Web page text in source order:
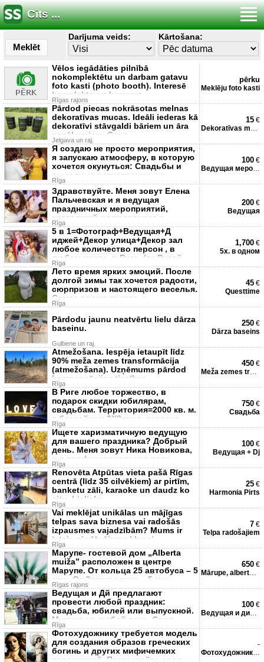
Cits ...
Meklēt
Darījuma veids: Kārtošana:
Vēlos iegādāties pilnībā
nokomplektētu un darbam gatavu
foto kasti (photo booth). Interesē
komplekts ar: kameru;
Rīgas rajons
pērku
Meklēju foto kasti
Pārdod piecas nokrāsotas melnas
dekoratīvas mucas. Ideāli iederas kā
dekoratīvi stāvgaldi bāriem un āra
pasākumiem. Cena
Jelgava un raj.
15 €
Dekoratīvas metāla mucas
Я создаю не просто мероприятия,
я запускаю атмосферу, в которую
хочется окунуться: Свадьбы и
выездные регистрации, на
Rīga
100 €
Ведущая мероприятий
Здравствуйте. Меня зовут Елена
Пальчевская и я ведущая
праздничных мероприятий,
настоящий иллюзионист и
профессиональн
Rīga
200 €
Ведущая
5 в 1=Фотограф+Ведущая+Д
иджей+Декор улица+Декор зал
любое количество персон , в
любом месте, в Риге. (за Ригой
топливо)
Rīga
1,700 €
5х. в одном
Лето время ярких эмоций. После
долгой зимы так хочется радости,
сюрпризов и настоящего веселья.
Самое время пригла
Rīga
45 €
Questtime
Pārdodu jaunu neatvērtu lielu dārza
baseinu.
Gulbene un raj.
250 €
Dārza baseins
Atmežošana. Iespēja ietaupīt līdz
90% meža zemes transformācija
(atmežošana). Uzņēmums pārdod
kompensācijas tiesības-
Rīga
450 €
Meža zemes trasformācija
В Риге любое торжество, в
подарок скидки юбилярам,
свадьбам. Территория=2000 кв. м.
с бассейном 3Х8пруд, терраса
открыто
Rīga
750 €
Свадьба
Ищете харизматичную ведущую
для вашего праздника? Добрый
день. Меня зовут Ника Новикова,
и я профессиональная веду
Rīga
100 €
Ведущая + Dj
Renovēta Atpūtas vieta pašā Rīgas
centrā (līdz 35 cilvēkiem) ar pirtīm,
banketu zāli, karaoke un daudz ko
citu. Lieliska
Rīga
25 €
Harmonia Pirts
Vai meklējat unikālas un mājīgas
telpas sava biznesa vai radošās
izpausmes vajadzībām? Mums ir
īstais piedāvājums klusaj
Rīga
7 €
Telpa radošajiem
Марупе- гостевой дом „Alberta
muiža” расположен в центре
Mарупе. От кольца 25 автобуса – 5
мин. От Зепникалнса – 5 мин.
Rīgas rajons
650 €
Mārupe, alberta muiža
Ведущая и Дй предлагают
провести любой праздник:
свадьба, юбилей или выпускной.
Музыка на любой вкус. Своя
аппаратура
Rīga
100 €
Ведущая и диджей
Фотохудожнику требуется модель
для создания образов греческих
богинь и других мифичемких
персонажей. Присылайте свои
-
Фотохудожнику требуется м